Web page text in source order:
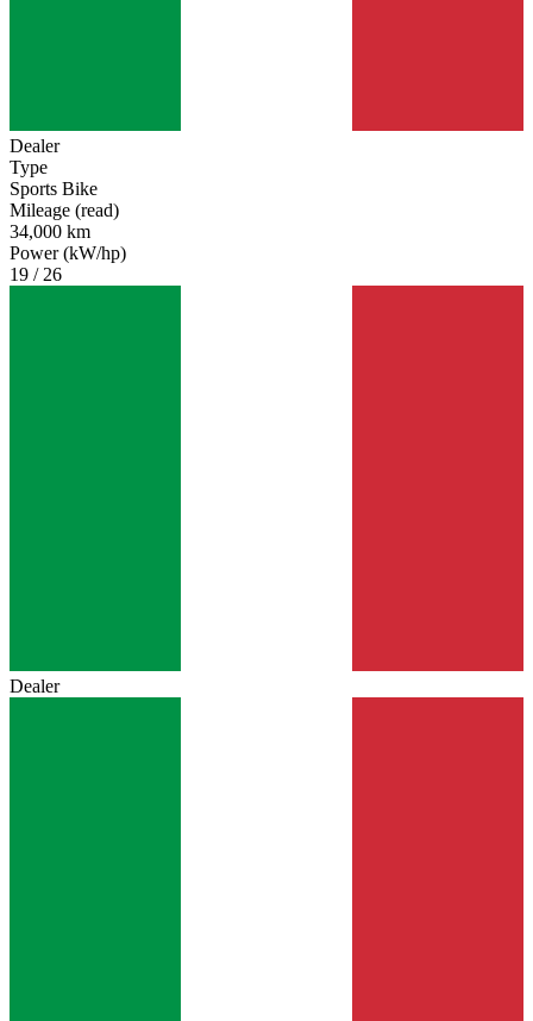
Dealer
Type
Sports Bike
Mileage (read)
34,000 km
Power (kW/hp)
19 / 26
Dealer